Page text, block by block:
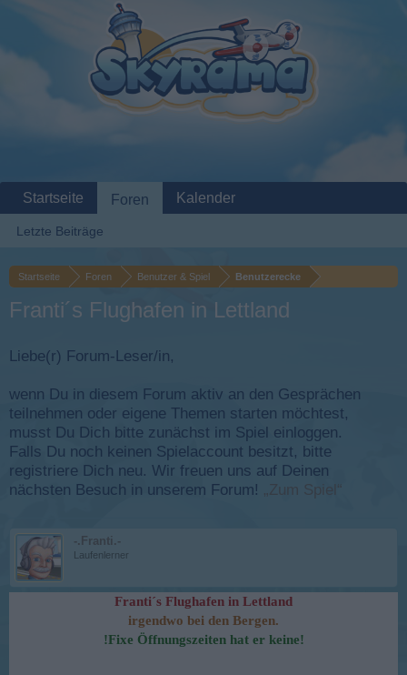
Startseite Foren Benutzer & Spiel Benutzerecke
Franti´s Flughafen in Lettland
Liebe(r) Forum-Leser/in,
wenn Du in diesem Forum aktiv an den Gesprächen
teilnehmen oder eigene Themen starten möchtest,
musst Du Dich bitte zunächst im Spiel einloggen.
Falls Du noch keinen Spielaccount besitzt, bitte
registriere Dich neu. Wir freuen uns auf Deinen
nächsten Besuch in unserem Forum! „Zum Spiel“
-.Franti.-
Laufenlerner
Franti´s Flughafen in Lettland
irgendwo bei den Bergen.
!Fixe Öffnungszeiten hat er keine!
Startseite Foren
Letzte Beiträge
Kalender